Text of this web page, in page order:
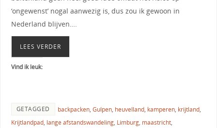
‘ongewenst’ nogal aanwezig is, dus zou ik gewoon in
Nederland blijven….
LEES VERDER
Vind ik leuk:
GETAGGED backpacken, Gulpen, heuvelland, kamperen, krijtland,
Krijtlandpad, lange afstandswandeling, Limburg, maastricht,